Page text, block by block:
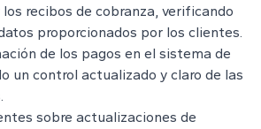
recibos de cobranza, verificando
proporcionados por los clientes.
de los pagos en el sistema de
un control actualizado y claro de las
sobre actualizaciones de